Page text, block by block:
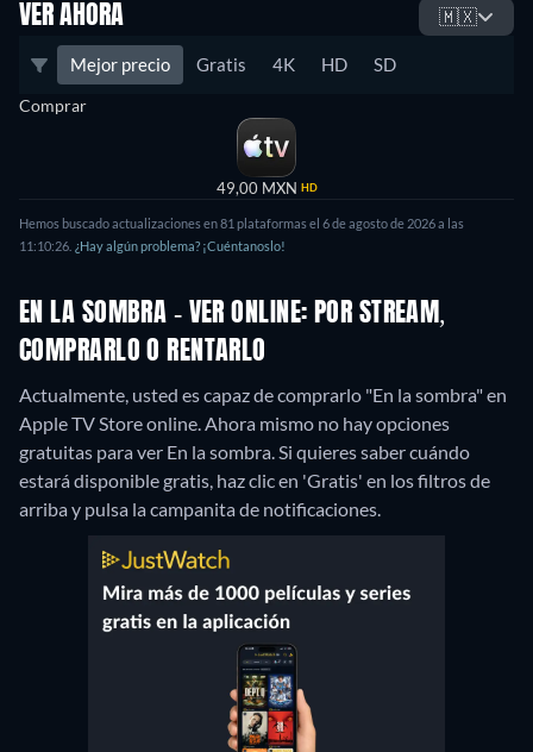
VER AHORA 🇲🇽
Mejor precio Gratis 4K HD SD
Comprar
49,00 MXN HD
Hemos buscado actualizaciones en 81 plataformas el 6 de agosto de 2026 a las
11:10:26. ¿Hay algún problema? ¡Cuéntanoslo!
EN LA SOMBRA - VER ONLINE: POR STREAM,
COMPRARLO O RENTARLO
Actualmente, usted es capaz de comprarlo "En la sombra" en
Apple TV Store online.Ahora mismo no hay opciones
gratuitas para ver En la sombra. Si quieres saber cuándo
estará disponible gratis, haz clic en 'Gratis' en los filtros de
arriba y pulsa la campanita de notificaciones.